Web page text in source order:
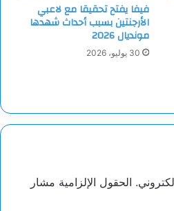
فيفا يفتح تحقيقا مع لاعبي
الأرجنتين بسبب أحداث شهدها
مونديال 2026
30 يوليو، 2026
الحقول الإلزامية مشار